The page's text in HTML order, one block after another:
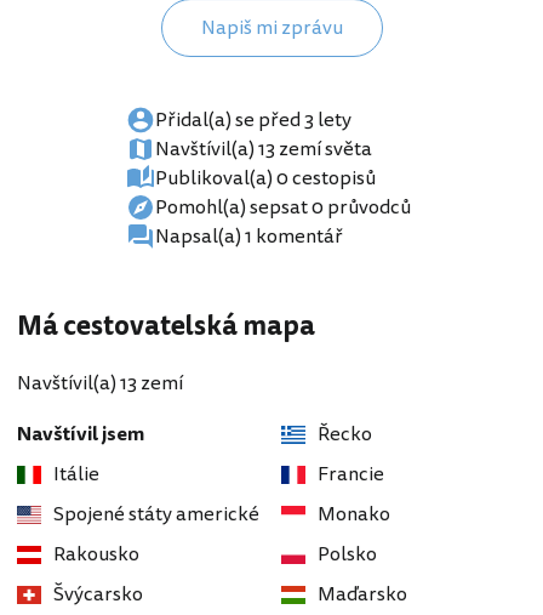
Napiš mi zprávu
Přidal(a) se před 3 lety
Navštívil(a) 13 zemí světa
Publikoval(a) 0 cestopisů
Pomohl(a) sepsat 0 průvodců
Napsal(a) 1 komentář
Má cestovatelská mapa
Navštívil(a) 13 zemí
Navštívil jsem
Itálie
Spojené státy americké
Rakousko
Švýcarsko
Řecko
Francie
Monako
Polsko
Maďarsko